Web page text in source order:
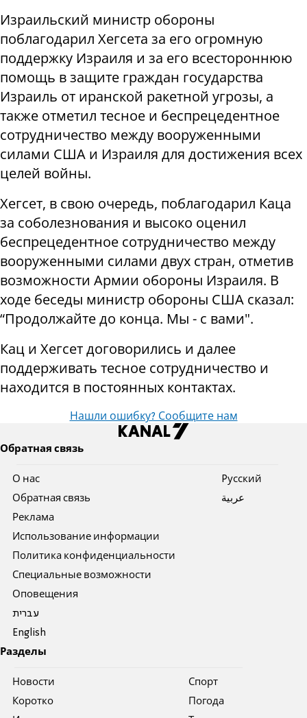
Израильский министр обороны
поблагодарил Хегсета за его огромную
поддержку Израиля и за его всестороннюю
помощь в защите граждан государства
Израиль от иранской ракетной угрозы, а
также отметил тесное и беспрецедентное
сотрудничество между вооруженными
силами США и Израиля для достижения всех
целей войны.
Хегсет, в свою очередь, поблагодарил Каца
за соболезнования и высоко оценил
беспрецедентное сотрудничество между
вооруженными силами двух стран, отметив
возможности Армии обороны Израиля. В
ходе беседы министр обороны США сказал:
“Продолжайте до конца. Мы - с вами".
Кац и Хегсет договорились и далее
поддерживать тесное сотрудничество и
находится в постоянных контактах.
Нашли ошибку? Сообщите нам
Обратная связь
О нас
Обратная связь
Реклама
Использование информации
Политика конфиденциальности
Специальные возможности
Оповещения
עברית
English
Pусский
عربية
Разделы
Новости
Коротко
Спорт
Погода